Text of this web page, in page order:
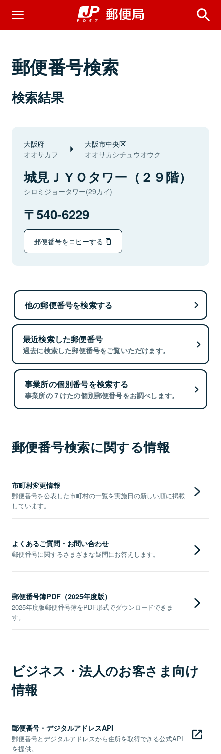
郵便番号検索
検索結果
大阪府
オオサカフ
大阪市中央区
オオサカシチュウオウク
城見ＪＹＯタワー（２９階）
シロミジョータワー(29カイ)
540-6229
郵便番号をコピーする
他の郵便番号を検索する
最近検索した郵便番号
過去に検索した郵便番号をご覧いただけます。
事業所の個別番号を検索する
事業所の７けたの個別郵便番号をお調べします。
郵便番号検索に関する情報
市町村変更情報
郵便番号を公表した市町村の一覧を実施日の新しい順に掲載
しています。
よくあるご質問・お問い合わせ
郵便番号に関するさまざまな疑問にお答えします。
郵便番号簿PDF（2025年度版）
2025年度版郵便番号簿をPDF形式でダウンロードできま
す。
ビジネス・法人のお客さま向け
情報
郵便番号・デジタルアドレスAPI
郵便番号とデジタルアドレスから住所を取得できる公式API
を提供。